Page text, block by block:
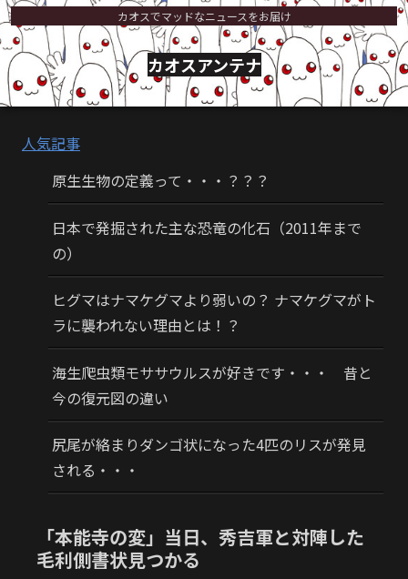
カオスでマッドなニュースをお届け
カオスアンテナ
人気記事
原生生物の定義って・・・？？？
日本で発掘された主な恐竜の化石（2011年まで
の）
ヒグマはナマケグマより弱いの？ ナマケグマがト
ラに襲われない理由とは！？
海生爬虫類モササウルスが好きです・・・ 昔と
今の復元図の違い
尻尾が絡まりダンゴ状になった4匹のリスが発見
される・・・
「本能寺の変」当日、秀吉軍と対陣した
毛利側書状見つかる